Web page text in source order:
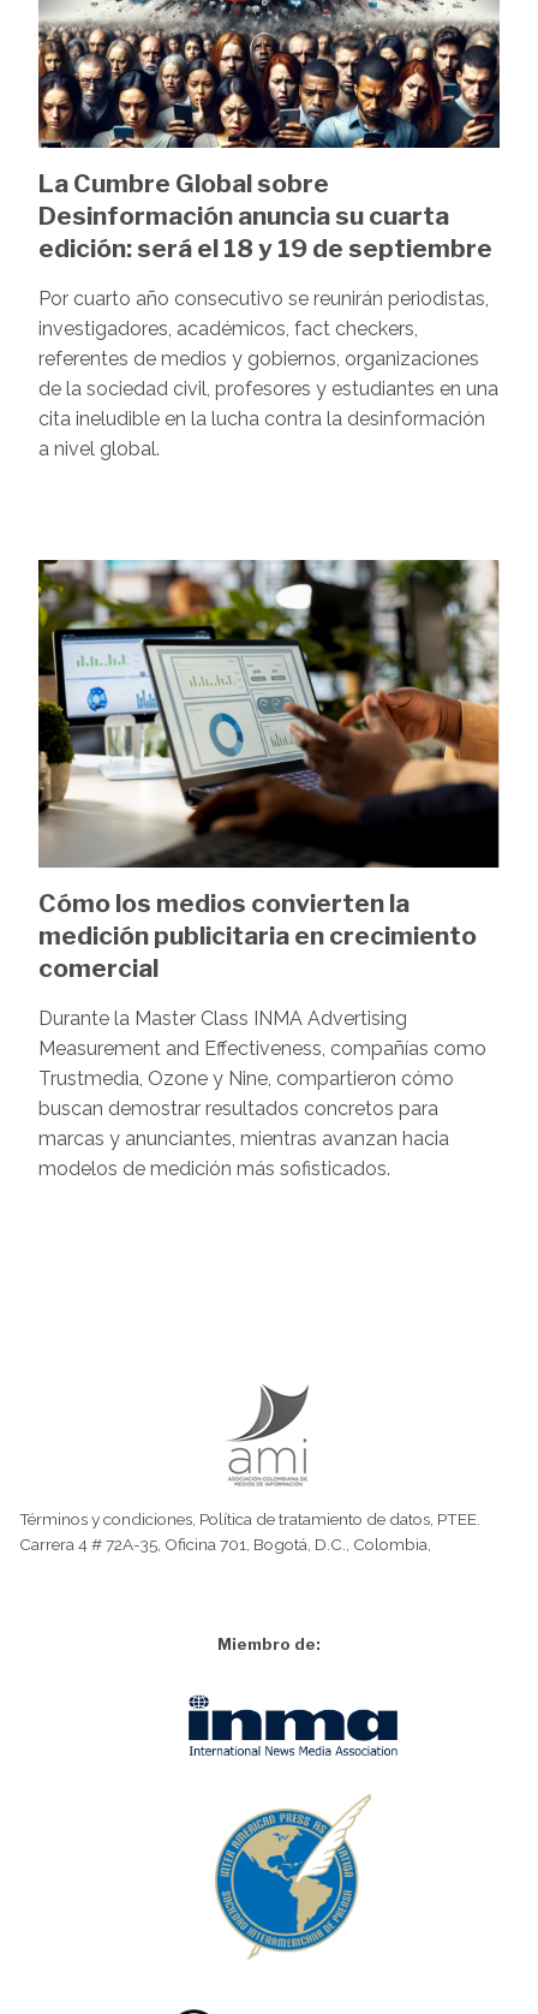
La Cumbre Global sobre
Desinformación anuncia su cuarta
edición: será el 18 y 19 de septiembre
Por cuarto año consecutivo se reunirán periodistas,
investigadores, académicos, fact checkers,
referentes de medios y gobiernos, organizaciones
de la sociedad civil, profesores y estudiantes en una
cita ineludible en la lucha contra la desinformación
a nivel global.
Image
Cómo los medios convierten la
medición publicitaria en crecimiento
comercial
Durante la Master Class INMA Advertising
Measurement and Effectiveness, compañías como
Trustmedia, Ozone y Nine, compartieron cómo
buscan demostrar resultados concretos para
marcas y anunciantes, mientras avanzan hacia
modelos de medición más sofisticados.
Términos y condiciones, Política de tratamiento de datos, PTEE.
Carrera 4 # 72A-35, Oficina 701, Bogotá, D.C., Colombia,
Miembro de: